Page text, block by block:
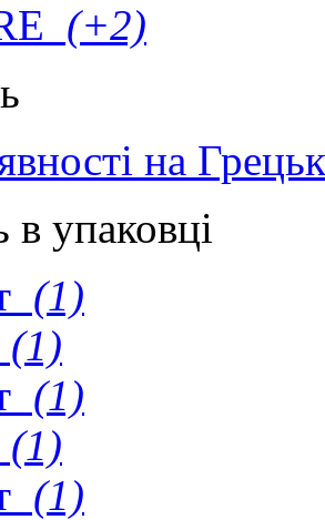
(+2)
на
в упаковці
(1)
(1)
(1)
(1)
(1)